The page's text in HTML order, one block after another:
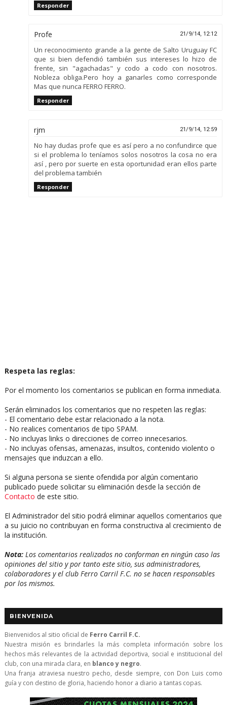
Responder
Profe 21/9/14, 12:12
Un reconocimiento grande a la gente de Salto Uruguay FC
que si bien defendió también sus intereses lo hizo de
frente, sin "agachadas" y codo a codo con nosotros.
Nobleza obliga.Pero hoy a ganarles como corresponde
Mas que nunca FERRO FERRO.
Responder
rjm 21/9/14, 12:59
No hay dudas profe que es así pero a no confundirce que
si el problema lo teníamos solos nosotros la cosa no era
así , pero por suerte en esta oportunidad eran ellos parte
del problema también
Responder
Respeta las reglas:
Por el momento los comentarios se publican en forma inmediata.
Serán eliminados los comentarios que no respeten las reglas:
- El comentario debe estar relacionado a la nota.
- No realices comentarios de tipo SPAM.
- No incluyas links o direcciones de correo innecesarios.
- No incluyas ofensas, amenazas, insultos, contenido violento o
mensajes que induzcan a ello.
Si alguna persona se siente ofendida por algún comentario
publicado puede solicitar su eliminación desde la sección de
Contacto de este sitio.
El Administrador del sitio podrá eliminar aquellos comentarios que
a su juicio no contribuyan en forma constructiva al crecimiento de
la institución.
Nota:Los comentarios realizados no conforman en ningún caso las
opiniones del sitio y por tanto este sitio, sus administradores,
colaboradores y el club Ferro Carril F.C. no se hacen responsables
por los mismos.
BIENVENIDA
Bienvenidos al sitio oficial de Ferro Carril F.C.
Nuestra misión es brindarles la más completa información sobre los
hechos más relevantes de la actividad deportiva, social e institucional del
club, con una mirada clara, en blanco y negro.
Una franja atraviesa nuestro pecho, desde siempre, con Don Luis como
guía y con destino de gloria, haciendo honor a diario a tantas copas.